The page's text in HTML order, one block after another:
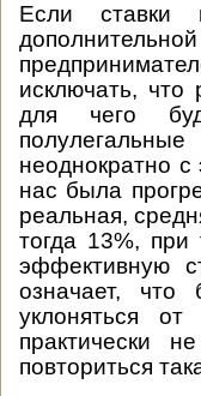
Если ставки
исключать, что
для чего
неоднократно
нас была
реальная,
тогда 13%,
эффективную
означает, что
уклоняться
практически
повториться